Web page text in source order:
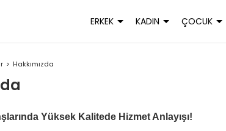
ERKEK KADIN ÇOCUK
Hakkımızda
Yüksek Kalitede Hizmet Anlayışı!